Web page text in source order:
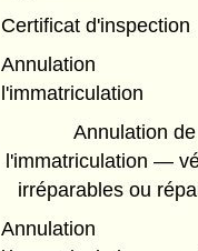
Certificat d'inspection
l'immatriculation
Annulation de
l'immatriculation —
irréparables ou